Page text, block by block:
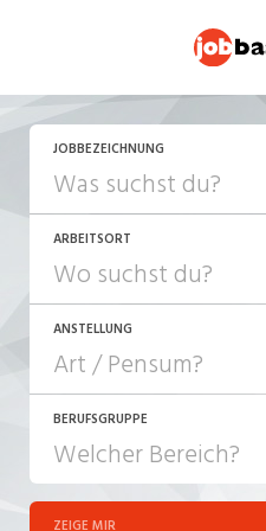
JOBBEZEICHNUNG
ARBEITSORT
ANSTELLUNG
JOB-TYP
Festanstellung
BERUFSGRUPPE
ZEIGE MIR